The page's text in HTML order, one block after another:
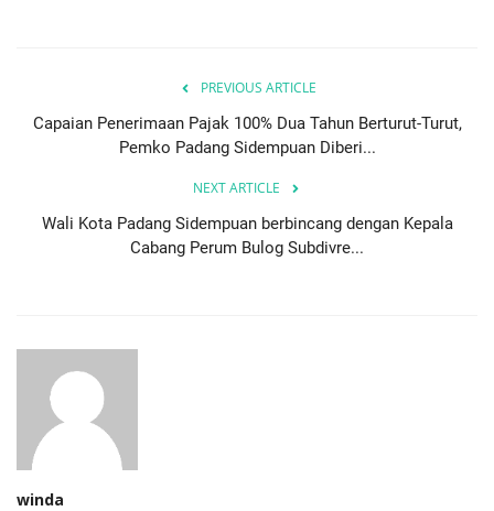
PREVIOUS ARTICLE
Capaian Penerimaan Pajak 100% Dua Tahun Berturut-Turut,
Pemko Padang Sidempuan Diberi...
NEXT ARTICLE
Wali Kota Padang Sidempuan berbincang dengan Kepala
Cabang Perum Bulog Subdivre...
winda